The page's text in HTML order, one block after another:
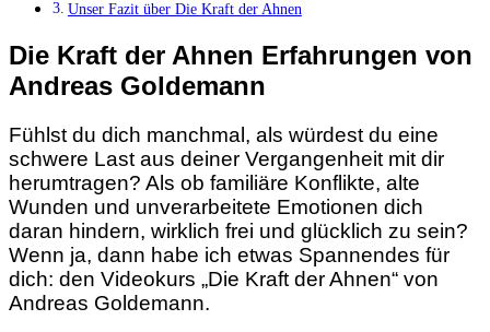
Unser Fazit über Die Kraft der Ahnen
Die Kraft der Ahnen Erfahrungen von
Andreas Goldemann
Fühlst du dich manchmal, als würdest du eine
schwere Last aus deiner Vergangenheit mit dir
herumtragen? Als ob familiäre Konflikte, alte
Wunden und unverarbeitete Emotionen dich
daran hindern, wirklich frei und glücklich zu sein?
Wenn ja, dann habe ich etwas Spannendes für
dich: den Videokurs „Die Kraft der Ahnen“ von
Andreas Goldemann.